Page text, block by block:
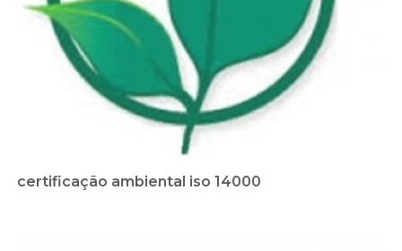
certificação ambiental iso 14000